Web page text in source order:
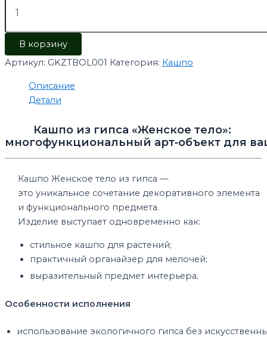
В корзину
Артикул: GKZTBOL001 Категория: Кашпо
Описание
Детали
Кашпо из гипса «Женское тело»:
многофункциональный арт‑объект для
Кашпо Женское тело из гипса —
это уникальное сочетание декоративного элемента
и функционального предмета.
Изделие выступаетодновременно как:
стильное кашпо для растений;
практичный органайзер для мелочей;
выразительный предметинтерьера.
Особенности исполнения
использование экологичного гипса без